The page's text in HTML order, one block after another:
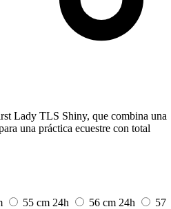
Lady TLS Shiny, que combina una
una práctica ecuestre con total
55 cm 24h 56 cm 24h
57